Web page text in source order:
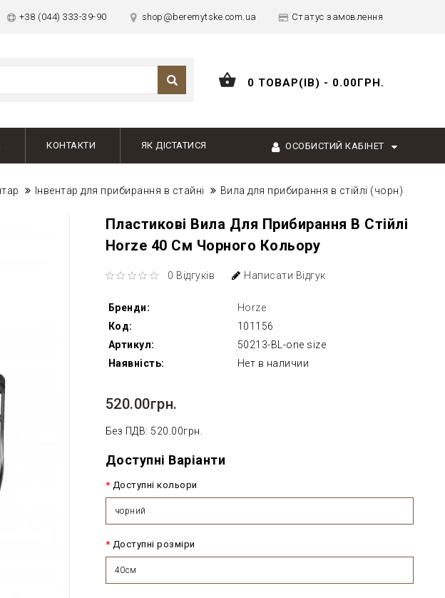
+38 (044) 333-39-90 shop@beremytske.com.ua Статус замовлення
0 ТОВАР(ІВ) - 0.00ГРН.
КОНТАКТИ ЯК ДІСТАТИСЯ ОСОБИСТИЙ КАБІНЕТ
Інвентар для прибирання в стайні Вила для прибирання в стійлі (чорн)
Пластикові Вила Для Прибирання В Стійлі
Horze 40 См Чорного Кольору
0 Відгуків Написати Відгук
Бренди:
Horze
Код:
101156
Артикул:
50213-BL-one size
Наявність:
Нет в наличии
520.00грн.
Без ПДВ: 520.00грн.
Доступні Варіанти
Доступні кольори
чорний
Доступні розміри
40см